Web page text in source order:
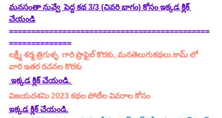
మనసంతా నువ్వే  పెద్ద కథ 3/3 (చివరి భాగం) కోసం ఇక్కడ క్లిక్
చేయండి
=============================================
==============
లక్ష్మీ శర్మ త్రిగుళ్ళ  గారి ప్రొఫైల్ కొరకు, మనతెలుగుకథలు.కామ్ లో
వారి ఇతర రచనల కొరకు
ఇక్కడ క్లిక్ చేయండి.
విజయదశమి 2023 కథల పోటీల వివరాల కోసం
ఇక్కడ క్లిక్ చేయండి.